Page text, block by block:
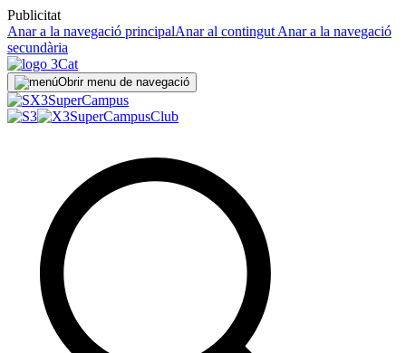
Publicitat
Anar a la navegació principalAnar al contingut Anar a la navegació
secundària
Obrir menu de navegació
SuperCampus
SuperCampusClub